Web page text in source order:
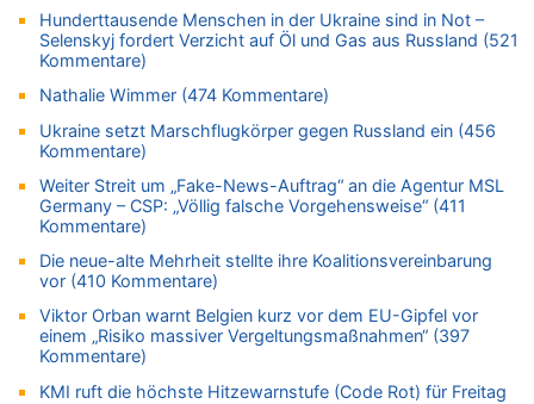
Leipzig, Mechernich und die Frage: Wer steckt hinter den
Drohnen mit Strengstoff? War es Russland?
08.08.2026 - 22:07 von Shari zu
Belgier knackt Jackpot bei Lotterie EuroMillions und gewinnt
08.08.2026 - 21:46 von Frage zu
Drohnen mit Strengstoff? War es Russland?
08.08.2026 - 21:33 von Frage zu
Zwölf Jahre nach Aachener Bankraub: 70-Jähriger gefasst
08.08.2026 - 21:28 von Noah Parmentier zu
Leipzig, Mechernich und die Frage: Wer steckt hinter den
Drohnen mit Strengstoff? War es Russland?
08.08.2026 - 21:11 von Mungo zu
Leipzig, Mechernich und die Frage: Wer steckt hinter den
Hunderttausende Menschen in der Ukraine sind in Not –
Selenskyj fordert Verzicht auf Öl und Gas aus Russland (521
Kommentare)
Nathalie Wimmer (474 Kommentare)
Ukraine setzt Marschflugkörper gegen Russland ein (456
Kommentare)
Weiter Streit um „Fake-News-Auftrag“ an die Agentur MSL
Germany – CSP: „Völlig falsche Vorgehensweise“ (411
Kommentare)
Die neue-alte Mehrheit stellte ihre Koalitionsvereinbarung
vor (410 Kommentare)
Viktor Orban warnt Belgien kurz vor dem EU-Gipfel vor
einem „Risiko massiver Vergeltungsmaßnahmen“ (397
Kommentare)
KMI ruft die höchste Hitzewarnstufe (Code Rot) für Freitag